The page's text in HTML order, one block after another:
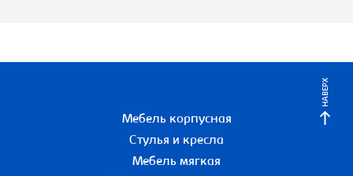
НАВЕРХ
Мебель корпусная
Стулья и кресла
Мебель мягкая